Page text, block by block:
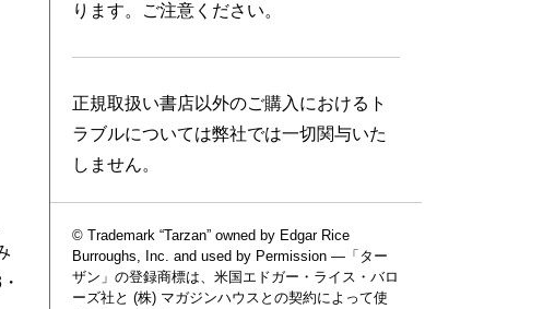
ります。ご注意ください。
正規取扱い書店以外のご購入におけるト
ラブルについては弊社では一切関与いた
しません。
© Trademark “Tarzan” owned by Edgar Rice
Burroughs, Inc. and used by Permission —「ター
ザン」の登録商標は、米国エドガー・ライス・バロ
ーズ社と (株) マガジンハウスとの契約によって使